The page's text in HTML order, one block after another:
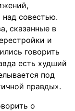
совестью.
сказанные в
и
говорить
есть худший
под
правды».
о